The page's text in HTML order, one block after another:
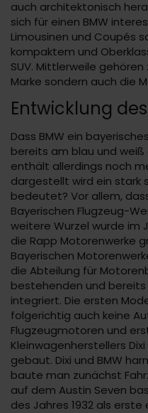
auch architektonisch
sich für einen BMW
Limousinen und Coupés
kompaktem und
SUV. Mittlerweile
Marke sondern auch die
Entwicklung
Dass BMW ein
bereits am blau und weiß
enthält allerdings noch
dargestellt wird ein stark
bedeutet? Vor allem,
Bayerischen Flugzeug-
weitere Wurzel wurde im
die Rapp Motorenwerke
Bayerischen
die Abteilung für
bestehenden und
integriert. Die ersten
folgerichtig auch keine
Flugzeugmotoren und
Kleinwagenherstellers
gebaut. Dixi und BMW
baute man zunächst
auf dem Austin Seven
des Jahres 1932 als erste